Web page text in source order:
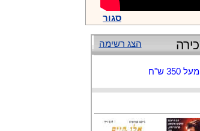
סגור
הצג רשימה
ש"ח